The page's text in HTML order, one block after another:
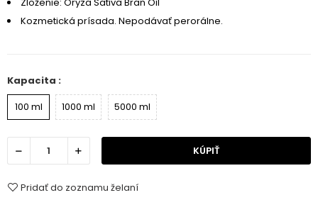
Kozmetická prísada. Nepodávať perorálne.
Kapacita :
100 ml
1000 ml 5000 ml
KÚPIŤ
Pridať do zoznamu želaní